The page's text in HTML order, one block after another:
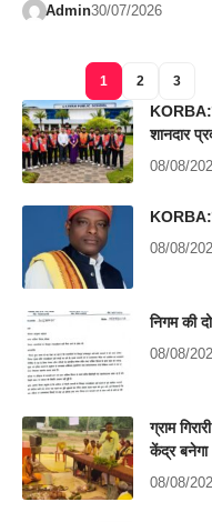
Admin30/07/2026
1 2 3
शानदार
08/08/
08/08/
निगम की
08/08/
ग्राम
केंद्र बनेगा
08/08/